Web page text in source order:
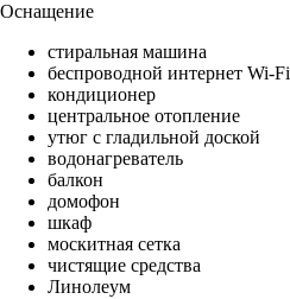
Оснащение
стиральная машина
беспроводной интернет Wi-Fi
кондиционер
центральное отопление
утюг с гладильной доской
водонагреватель
балкон
домофон
шкаф
москитная сетка
чистящие средства
Линолеум